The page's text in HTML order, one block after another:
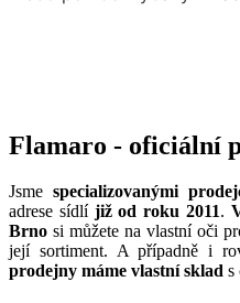
Flamaro - oficiální
Jsme specializovanými
adrese sídlí již od roku 2011.
Brno si můžete na vlastní oči
její sortiment. A případně i
prodejny máme vlastní sklad s